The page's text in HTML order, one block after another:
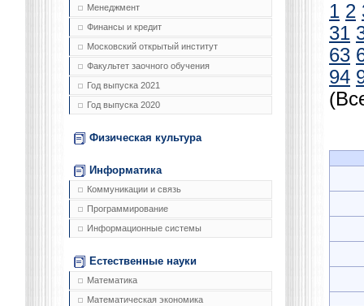
Менеджмент
Финансы и кредит
Московский открытый институт
Факультет заочного обучения
Год выпуска 2021
Год выпуска 2020
Физическая культура
Информатика
Коммуникации и связь
Программирование
Информационные системы
Естественные науки
Математика
Математическая экономика
1 2
31
63
94